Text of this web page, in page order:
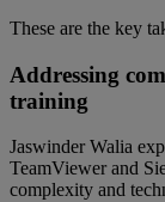
These are the key
Addressing
training
Jaswinder Walia
TeamViewer and
complexity and